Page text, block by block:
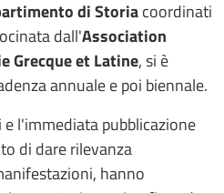
di Storiacoordinati
dall'Association
Grecque et Latine, si è
annuale e poi biennale.
l'immediata pubblicazione
di dare rilevanza
hanno